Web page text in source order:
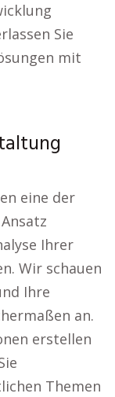
Sie
mit
eine der
Ihrer
Wir schauen
Ihre
an.
erstellen
Themen